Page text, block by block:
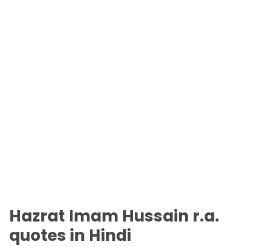
Hazrat Imam Hussain r.a.
quotes in Hindi